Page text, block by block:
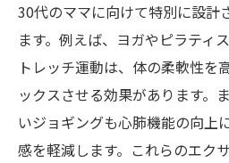
30代のママに向けて特別に設計
ます。例えば、ヨガやピラティ
トレッチ運動は、体の柔軟性を
ックスさせる効果があります。
いジョギングも心肺機能の向上
感を軽減します。これらのエク